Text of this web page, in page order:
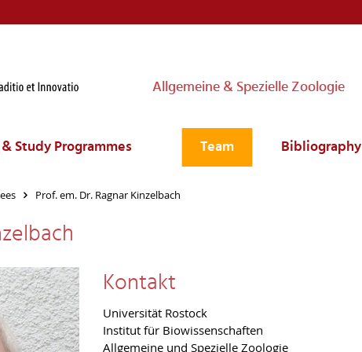
Allgemeine & Spezielle Zoologie
Study Programmes Team Bibliography
Prof. em. Dr. Ragnar Kinzelbach
Kontakt
Universität Rostock
Institut für Biowissenschaften
Allgemeine und Spezielle Zoologie